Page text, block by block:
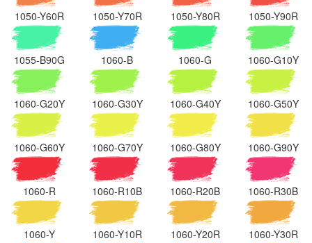
1050-Y60R 1050-Y70R 1050-Y80R 1050-Y90R
1055-B90G 1060-B 1060-G 1060-G10Y
1060-G20Y 1060-G30Y 1060-G40Y 1060-G50Y
1060-G60Y 1060-G70Y 1060-G80Y 1060-G90Y
1060-R 1060-R10B 1060-R20B 1060-R30B
1060-Y 1060-Y10R 1060-Y20R 1060-Y30R